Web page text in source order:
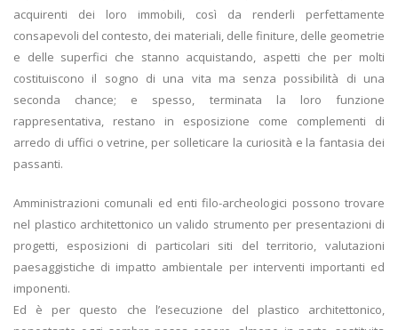
acquirenti dei loro immobili, così da renderli perfettamente
consapevoli del contesto, dei materiali, delle finiture, delle geometrie
e delle superfici che stanno acquistando, aspetti che per molti
costituiscono il sogno di una vita ma senza possibilità di una
seconda chance; e spesso, terminata la loro funzione
rappresentativa, restano in esposizione come complementi di
arredo di uffici o vetrine, per solleticare la curiosità e la fantasia dei
passanti.
Amministrazioni comunali ed enti filo-archeologici possono trovare
nel plastico architettonico un valido strumento per presentazioni di
progetti, esposizioni di particolari siti del territorio, valutazioni
paesaggistiche di impatto ambientale per interventi importanti ed
imponenti.
Ed è per questo che l’esecuzione del plastico architettonico,